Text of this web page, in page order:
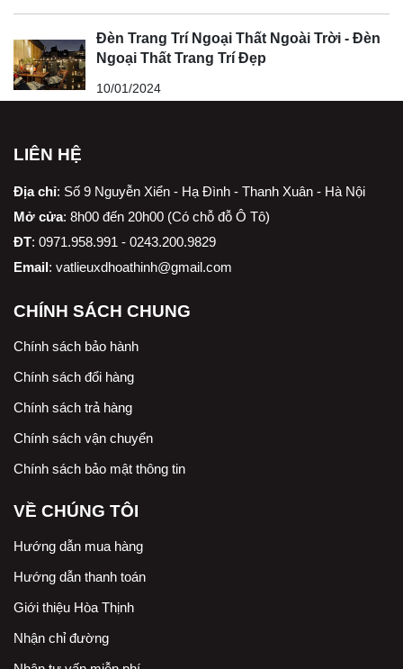
Đèn Trang Trí Ngoại Thất Ngoài Trời - Đèn
Ngoại Thất Trang Trí Đẹp
10/01/2024
LIÊN HỆ
Địa chỉ: Số 9 Nguyễn Xiển - Hạ Đình - Thanh Xuân - Hà Nội
Mở cửa: 8h00 đến 20h00 (Có chỗ đỗ Ô Tô)
ĐT: 0971.958.991 - 0243.200.9829
Email: vatlieuxdhoathinh@gmail.com
CHÍNH SÁCH CHUNG
Chính sách bảo hành
Chính sách đổi hàng
Chính sách trả hàng
Chính sách vận chuyển
Chính sách bảo mật thông tin
VỀ CHÚNG TÔI
Hướng dẫn mua hàng
Hướng dẫn thanh toán
Giới thiệu Hòa Thịnh
Nhận chỉ đường